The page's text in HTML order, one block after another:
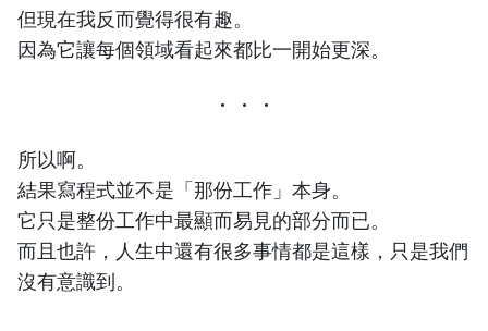
但現在我反而覺得很有趣。
因為它讓每個領域看起來都比一開始更深。
所以啊。
結果寫程式並不是「那份工作」本身。
它只是整份工作中最顯而易見的部分而已。
而且也許，人生中還有很多事情都是這樣，只是我們
沒有意識到。